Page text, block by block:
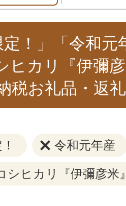
定！」「令和元
ヒカリ『伊彌
税お礼品・返
令和元年産
シヒカリ『伊彌彦米